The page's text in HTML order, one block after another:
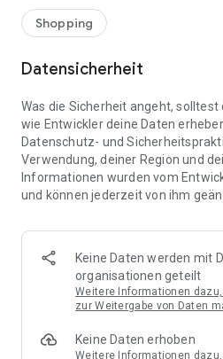
⚡ Superschnell & einfach: Liste in
sofort loslegen.
📱 Immer dabei: Deine Einkaufsliste ist jederzeit auf deinem
🤝 Teilen leicht gemacht: Lade
Einkauf gemeinsam.
🍳 Zutaten direkt aus Rezepten
Zutaten von Rezept-Webseiten
🚀 DEINE VORTEILE IM ALLTAG
* Nie wieder doppelte Einkäufe
* Kein Chaos mehr beim Einkaufen
* Bessere Abstimmung mit Familie
* Perfekt für die Essensplanung
Shopping
Datensicherheit
Was die Sicherheit angeht, solltest
wie Entwickler deine Daten
Datenschutz- und
Verwendung, deiner Region und
Informationen wurden vom
und können jederzeit von ihm
Keine Daten werden mit
organisationen geteilt
Weitere Informationen
zur Weitergabe von Daten
Keine Daten erhoben
Weitere Informationen